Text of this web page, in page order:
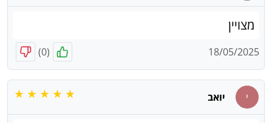
מצויין
18/05/2025
(
0
)
י יואב